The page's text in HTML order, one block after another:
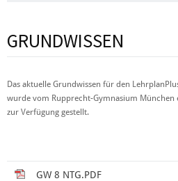
GRUNDWISSEN
Das aktuelle Grundwissen für den
wurde vom Rupprecht-Gymnasium
zur Verfügung gestellt.
GW 8 NTG.PDF